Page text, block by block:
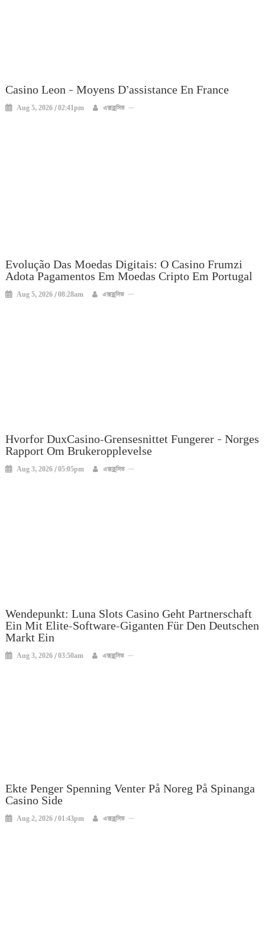
Casino Leon – Moyens D’assistance En France
Aug 5, 2026 / 02:41pm এক্সক্লুসিভ
Evolução Das Moedas Digitais: O Casino Frumzi
Adota Pagamentos Em Moedas Cripto Em Portugal
Aug 5, 2026 / 08:28am এক্সক্লুসিভ
Hvorfor DuxCasino-Grensesnittet Fungerer – Norges
Rapport Om Brukeropplevelse
Aug 3, 2026 / 05:05pm এক্সক্লুসিভ
Wendepunkt: Luna Slots Casino Geht Partnerschaft
Ein Mit Elite-Software-Giganten Für Den Deutschen
Markt Ein
Aug 3, 2026 / 03:50am এক্সক্লুসিভ
Ekte Penger Spenning Venter På Noreg På Spinanga
Casino Side
Aug 2, 2026 / 01:43pm এক্সক্লুসিভ